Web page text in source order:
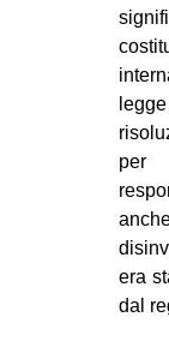
era
dal